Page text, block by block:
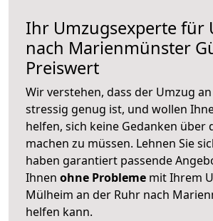
Ihr Umzugsexperte für
nach Marienmünster
Preiswert
Wir verstehen, dass der Umzug
stressig genug ist, und wollen
helfen, sich keine Gedanken über
machen zu müssen. Lehnen Sie
haben garantiert passende
Ihnen ohne Probleme mit Ihrem
Mülheim an der Ruhr nach
helfen kann.